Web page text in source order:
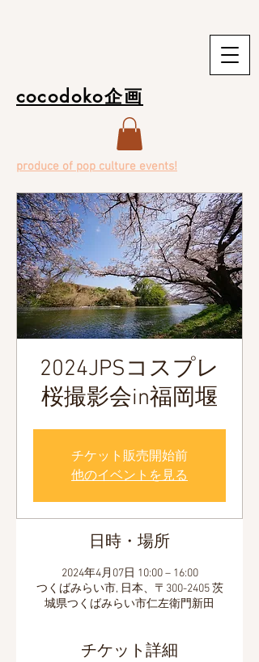
cocodoko企画
produce of pop culture events!
2024JPSコスプレ
桜撮影会in福岡堰
チケット販売開始前
他のイベントを見る
日時・場所
2024年4月07日 10:00 – 16:00
つくばみらい市, 日本、〒300-2405 茨
城県つくばみらい市仁左衛門新田
チケット詳細